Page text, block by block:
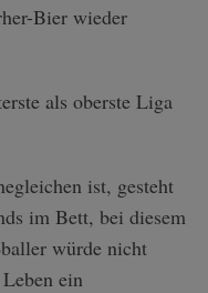
Bier wieder
als oberste Liga
ist, gesteht
im Bett, bei diesem
würde nicht
ein